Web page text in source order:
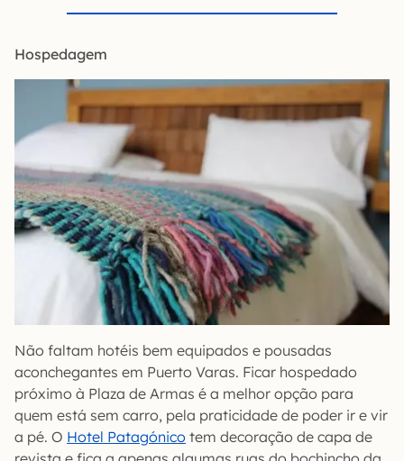
Hospedagem
Não faltam hotéis bem equipados e pousadas
aconchegantes em Puerto Varas. Ficar hospedado
próximo à Plaza de Armas é a melhor opção para
quem está sem carro, pela praticidade de poder ir e vir
a pé. O Hotel Patagónico tem decoração de capa de